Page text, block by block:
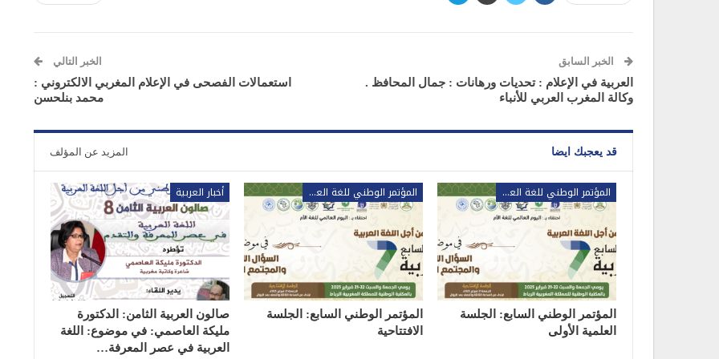
الخبر السابق
العربية في الإعلام : تحديات ورهانات : جمال المحافظ .
وكالة المغرب العربي للأنباء
الخبر التالي
استعمالات الفصحى في الإعلام المغربي الالكتروني :
محمد بنلحسن
قد يعجبك ايضا المزيد عن المؤلف
المؤتمر الوطني للغة العربية
المؤتمر الوطني السابع: الجلسة
العلمية الأولى
المؤتمر الوطني للغة العربية
المؤتمر الوطني السابع: الجلسة
الافتتاحية
أخبار العربية
صالون العربية الثامن: الدكتورة
مليكة العاصمي: في موضوع: اللغة
العربية في عصر المعرفة…